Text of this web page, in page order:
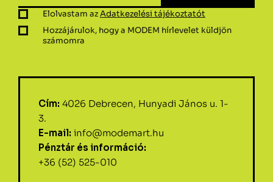
Elolvastam azAdatkezelési tájékoztatót
Hozzájárulok, hogy a MODEM hírlevelet küldjön
számomra
Cím: 4026 Debrecen, Hunyadi János u. 1-
3.
E-mail: info@modemart.hu
Pénztár és információ:
+36 (52) 525-010